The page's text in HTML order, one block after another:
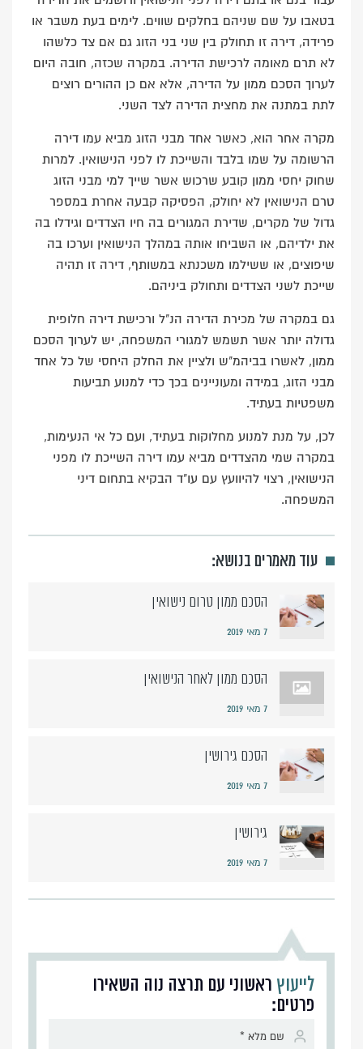
בטאבו על שם שניהם בחלקים שווים. לימים בעת משבר או
פרידה, דירה זו תחולק בין שני בני הזוג גם אם צד כלשהו
לא תרם מאומה לרכישת הדירה. במקרה שכזה, חובה היום
לערוך הסכם ממון על הדירה, אלא אם כן ההורים רוצים
לתת במתנה את מחצית הדירה לצד השני.
מקרה אחר הוא, כאשר אחד מבני הזוג מביא עמו דירה
הרשומה על שמו בלבד והשייכת לו לפני הנישואין. למרות
שחוק יחסי ממון קובע שרכוש אשר שייך למי מבני הזוג
טרם הנישואין לא יחולק, הפסיקה קבעה אחרת במספר
גדול של מקרים, שדירת המגורים בה חיו הצדדים וגידלו בה
את ילדיהם, או השביחו אותה במהלך הנישואין וערכו בה
שיפוצים, או ששילמו משכנתא במשותף, דירה זו תהיה
שייכת לשני הצדדים ותחולק ביניהם.
גם במקרה של מכירת הדירה הנ"ל ורכישת דירה חלופית
גדולה יותר אשר תשמש למגורי המשפחה, יש לערוך הסכם
ממון, לאשרו בביהמ"ש ולציין את החלק היחסי של כל אחד
מבני הזוג, במידה ומעוניינים בכך כדי למנוע תביעות
משפטיות בעתיד.
לכן, על מנת למנוע מחלוקות בעתיד, ועם כל אי הנעימות,
במקרה שמי מהצדדים מביא עמו דירה השייכת לו מפני
הנישואין, רצוי להיוועץ עם עו"ד הבקיא בתחום דיני
המשפחה.
עוד מאמרים בנושא:
הסכם ממון טרום נישואין
7 מאי 2019
הסכם ממון לאחר הנישואין
7 מאי 2019
הסכם גירושין
7 מאי 2019
גירושין
7 מאי 2019
לייעוץ ראשוני עם תרצה נוה השאירו
פרטים: